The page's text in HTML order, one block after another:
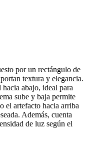
por un rectángulo de
textura y elegancia.
abajo, ideal para
sube y baja permite
el artefacto hacia arriba
Además, cuenta
de luz según el